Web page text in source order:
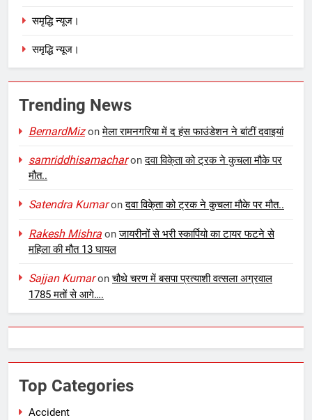
समृद्धि न्यूज।
समृद्धि न्यूज।
Trending News
BernardMizonमेला रामनगरिया में द हंस फाउंडेशन ने बांटीं दवाइयां
samriddhisamacharonदवा विके्ता को ट्रक ने कुचला मौके पर
मौत..
Satendra Kumaronदवा विके्ता को ट्रक ने कुचला मौके पर मौत..
Rakesh Mishra onजायरीनों से भरी स्कार्पियो का टायर फटने से
महिला की मौत 13 घायल
Sajjan Kumaronचौथे चरण में बसपा प्रत्याशी वत्सला अग्रवाल
1785 मतों से आगे….
Top Categories
Accident